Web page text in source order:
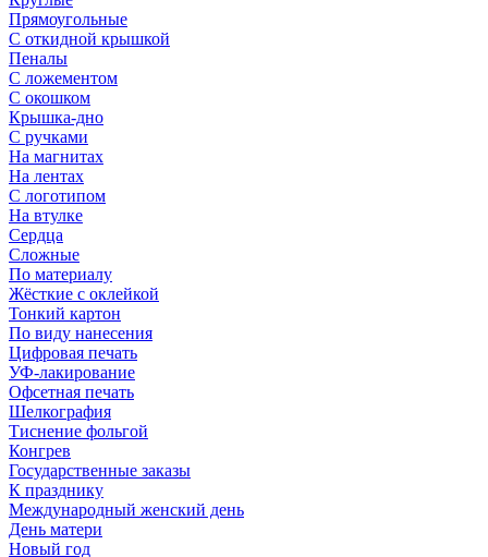
Прямоугольные
С откидной крышкой
Пеналы
С ложементом
С окошком
Крышка-дно
С ручками
На магнитах
На лентах
С логотипом
На втулке
Сердца
Сложные
По материалу
Жёсткие с оклейкой
Тонкий картон
По виду нанесения
Цифровая печать
УФ-лакирование
Офсетная печать
Шелкография
Тиснение фольгой
Конгрев
Государственные заказы
К празднику
Международный женский день
День матери
Новый год